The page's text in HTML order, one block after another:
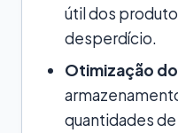
útil dos
desperdício.
Otimização
quantidades